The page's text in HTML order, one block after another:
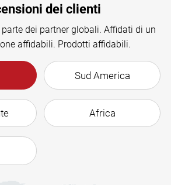
dei clienti
parte dei partner globali. Affidati di un
affidabili. Prodotti affidabili.
Sud America
Africa
con noi e la nostra azienda è